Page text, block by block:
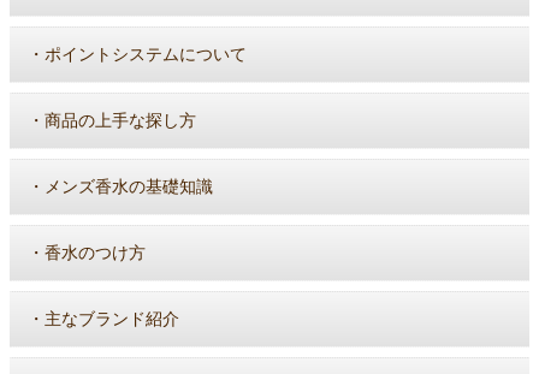
・ ポイントシステムについて
・ 商品の上手な探し方
・ メンズ香水の基礎知識
・ 香水のつけ方
・ 主なブランド紹介